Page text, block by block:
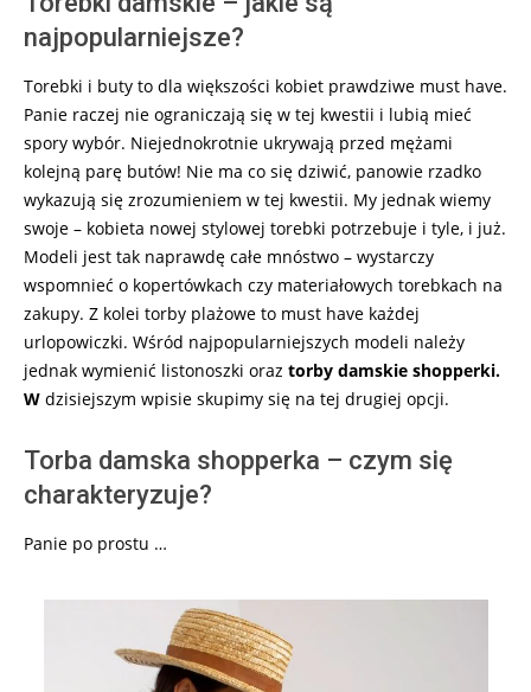
najpopularniejsze?
Torebki i buty to dla większości kobiet prawdziwe must have.
Panie raczej nie ograniczają się w tej kwestii i lubią mieć
spory wybór. Niejednokrotnie ukrywają przed mężami
kolejną parę butów! Nie ma co się dziwić, panowie rzadko
wykazują się zrozumieniem w tej kwestii. My jednak wiemy
swoje – kobieta nowej stylowej torebki potrzebuje i tyle, i już.
Modeli jest tak naprawdę całe mnóstwo – wystarczy
wspomnieć o kopertówkach czy materiałowych torebkach na
zakupy. Z kolei torby plażowe to must have każdej
urlopowiczki. Wśród najpopularniejszych modeli należy
jednak wymienić listonoszki oraz torby damskie shopperki.
W dzisiejszym wpisie skupimy się na tej drugiej opcji.
Torba damska shopperka – czym się
charakteryzuje?
Panie po prostu …